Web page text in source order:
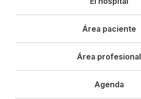
principal
Área paciente
Área profesional
Agenda